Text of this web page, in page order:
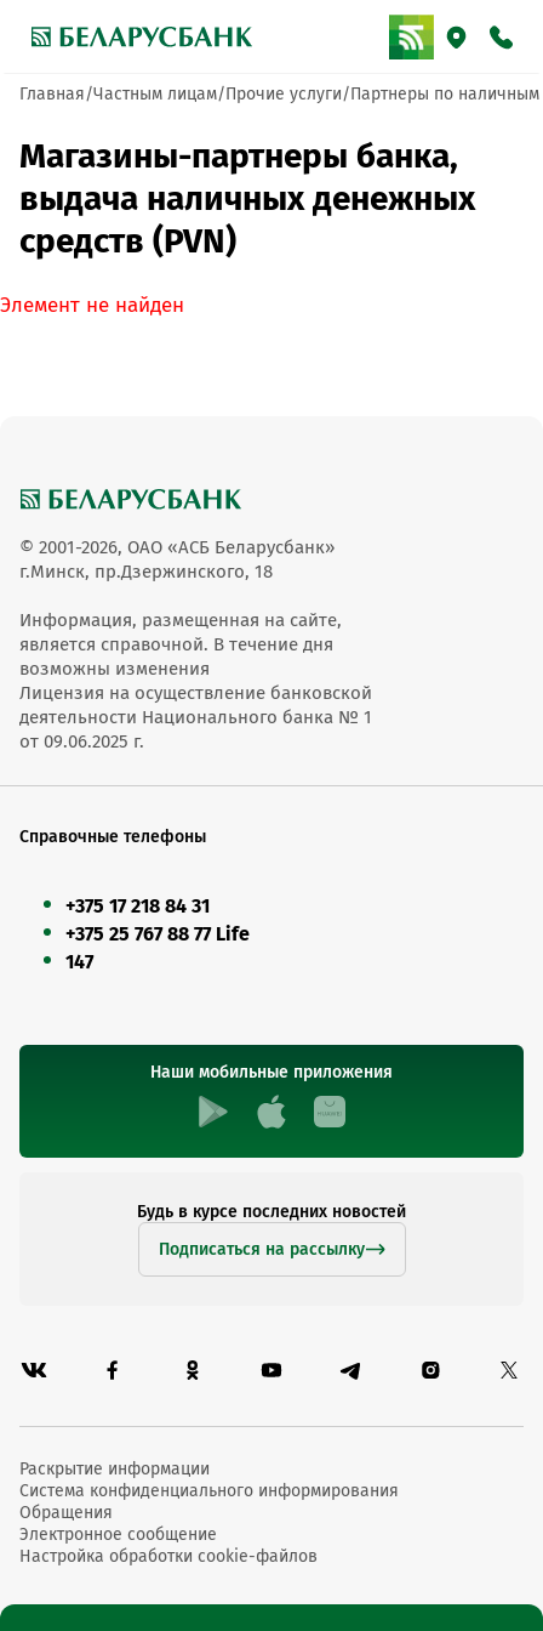
Главная Частным лицам Прочие услуги Партнеры по наличным
Магазины-партнеры банка,
выдача наличных денежных
средств (PVN)
Элемент не найден
© 2001-2026, ОАО «АСБ Беларусбанк»
г.Минск, пр.Дзержинского, 18
Информация, размещенная на сайте,
является справочной. В течение дня
возможны изменения
Лицензия на осуществление банковской
деятельности Национального банка № 1
от 09.06.2025 г.
Справочные телефоны
+375 17 218 84 31
+375 25 767 88 77 Life
147
Наши мобильные приложения
Будь в курсе последних новостей
Подписаться на рассылку
Раскрытие информации
Система конфиденциального информирования
Обращения
Электронное сообщение
Настройка обработки cookie-файлов